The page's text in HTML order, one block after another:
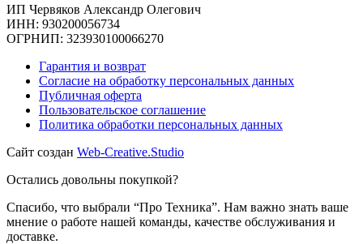
ИП Червяков Александр Олегович
ИНН: 930200056734
ОГРНИП: 323930100066270
Гарантия и возврат
Согласие на обработку персональных данных
Публичная оферта
Пользовательское соглашение
Политика обработки персональных данных
Сайт создан Web-Creative.Studio
Остались довольны покупкой?
Спасибо, что выбрали “Про Техника”. Нам важно знать ваше
мнение о работе нашей команды, качестве обслуживания и
доставке.